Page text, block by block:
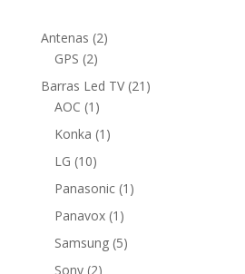
Antenas 22
GPS 22
productos
Barras Led TV 21 21
AOC 1 1
producto
Konka 1 1
LG 1010
productos
Panasonic 1 1
Panavox 1 1
producto
Samsung 55
Sony 22